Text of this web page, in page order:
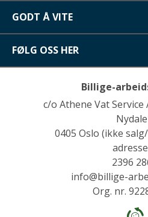
GODT Å VITE
FØLG OSS HER
Billige-
c/o Athene Vat Service
0405 Oslo (ikke
2396
info@billige-
Org. nr.